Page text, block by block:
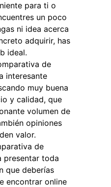
para ti o
un poco
ni idea acerca
adquirir, has
ideal.
de
interesante
muy buena
y calidad, que
volumen de
opiniones
valor.
de
presentar toda
que deberías
encontrar online